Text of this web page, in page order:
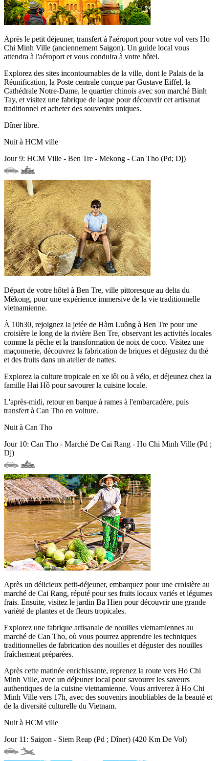
Après le petit déjeuner, transfert à l'aéroport pour votre vol vers Ho
Chi Minh Ville (anciennement Saigon). Un guide local vous
attendra à l'aéroport et vous conduira à votre hôtel.
Explorez des sites incontournables de la ville, dont le Palais de la
Réunification, la Poste centrale conçue par Gustave Eiffel, la
Cathédrale Notre-Dame, le quartier chinois avec son marché Binh
Tay, et visitez une fabrique de laque pour découvrir cet artisanat
traditionnel et acheter des souvenirs uniques.
Dîner libre.
Nuit à HCM ville
Jour 9: HCM Ville - Ben Tre - Mekong - Can Tho (Pd; Dj)
Départ de votre hôtel à Ben Tre, ville pittoresque au delta du
Mékong, pour une expérience immersive de la vie traditionnelle
vietnamienne.
À 10h30, rejoignez la jetée de Hàm Luông à Ben Tre pour une
croisière le long de la rivière Ben Tre, observant les activités locales
comme la pêche et la transformation de noix de coco. Visitez une
maçonnerie, découvrez la fabrication de briques et dégustez du thé
et des fruits dans un atelier de nattes.
Explorez la culture tropicale en xe lôi ou à vélo, et déjeunez chez la
famille Hai Hồ pour savourer la cuisine locale.
L'après-midi, retour en barque à rames à l'embarcadère, puis
transfert à Can Tho en voiture.
Nuit à Can Tho
Jour 10: Can Tho - Marché De Cai Rang - Ho Chi Minh Ville (Pd ;
Dj)
Après un délicieux petit-déjeuner, embarquez pour une croisière au
marché de Cai Rang, réputé pour ses fruits locaux variés et légumes
frais. Ensuite, visitez le jardin Ba Hien pour découvrir une grande
variété de plantes et de fleurs tropicales.
Explorez une fabrique artisanale de nouilles vietnamiennes au
marché de Can Tho, où vous pourrez apprendre les techniques
traditionnelles de fabrication des nouilles et déguster des nouilles
fraîchement préparées.
Après cette matinée enrichissante, reprenez la route vers Ho Chi
Minh Ville, avec un déjeuner local pour savourer les saveurs
authentiques de la cuisine vietnamienne. Vous arriverez à Ho Chi
Minh Ville vers 17h, avec des souvenirs inoubliables de la beauté et
de la diversité culturelle du Vietnam.
Nuit à HCM ville
Jour 11: Saigon - Siem Reap (Pd ; Dîner) (420 Km De Vol)